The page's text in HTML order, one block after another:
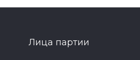
Лица партии